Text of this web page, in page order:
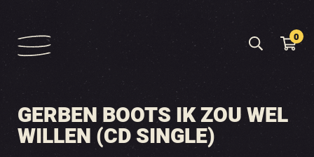
0
GERBEN BOOTS IK ZOU WEL
WILLEN (CD SINGLE)